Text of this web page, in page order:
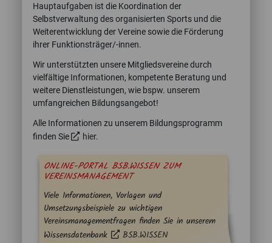
Hauptaufgaben ist die Koordination der
Selbstverwaltung des organisierten Sports und die
Weiterentwicklung der Vereine sowie die Förderung
ihrer Funktionsträger/-innen.
Wir unterstützten unsere Mitgliedsvereine durch
vielfältige Informationen, kompetente Beratung und
weitere Dienstleistungen, wie bspw. unserem
umfangreichen Bildungsangebot!
Alle Informationen zu unserem Bildungsprogramm
finden Sie
hier.
ONLINE-PORTAL BSB.WISSEN ZUM
VEREINSMANAGEMENT
Viele Informationen, Vorlagen und
Umsetzungsbeispiele zu wichtigen
Vereinsmanagementfragen finden Sie in unserem
Wissensdatenbank
BSB.WISSEN